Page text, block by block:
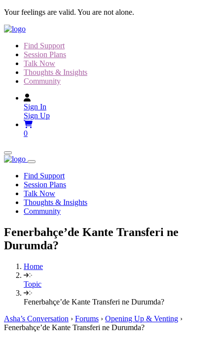
Skip
content
Your feelings are valid. You are not alone.
Find Support
Session Plans
Talk Now
Thoughts & Insights
Community
Sign In
Sign Up
0
Find Support
Session Plans
Talk Now
Thoughts & Insights
Community
Fenerbahçe’de Kante Transferi ne
Durumda?
Home
Topic
Fenerbahçe’de Kante Transferi ne Durumda?
Asha’s Conversation › Forums › Opening Up & Venting ›
Fenerbahçe’de Kante Transferi ne Durumda?